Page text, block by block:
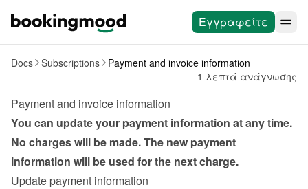
Εγγραφείτε
Docs Subscriptions
Payment and invoice information
1 λεπτά ανάγνωσης
Payment and invoice information
You can update your payment information at any time.
No charges will be made. The new payment
information will be used for the next charge.
Update payment information